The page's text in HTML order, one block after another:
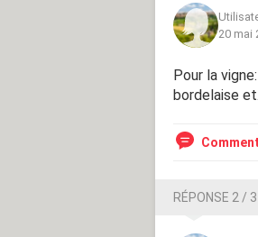
20 mai
Pour la
bordelaise
RÉPONSE 2 / 3